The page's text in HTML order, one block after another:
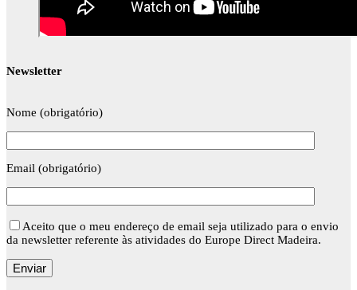
Newsletter
Nome (obrigatório)
Email (obrigatório)
Aceito que o meu endereço de email seja utilizado para o envio
da newsletter referente às atividades do Europe Direct Madeira.